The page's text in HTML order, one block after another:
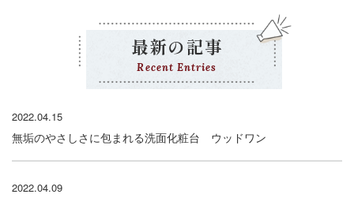
最新の記事
Recent Entries
2022.04.15
無垢のやさしさに包まれる洗面化粧台 ウッドワン
2022.04.09